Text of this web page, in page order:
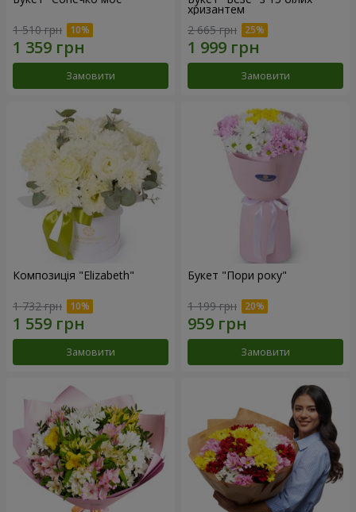
1 510 грн
Замовити
хризантем
2 665 грн
Замовити
Композиція "Elizabeth"
1 732 грн
Замовити
Букет "Пори року"
1 199 грн
Замовити